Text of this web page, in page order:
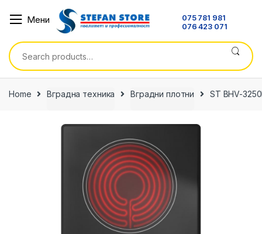
Мени
075 781 981
076 423 071
Search
for:
Home Вградна техника Вградни плотни ST BHV-